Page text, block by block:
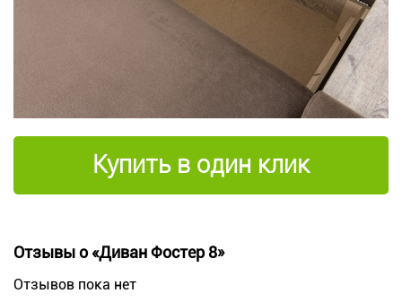
Купить в один клик
Отзывы о «Диван Фостер 8»
Отзывов пока нет